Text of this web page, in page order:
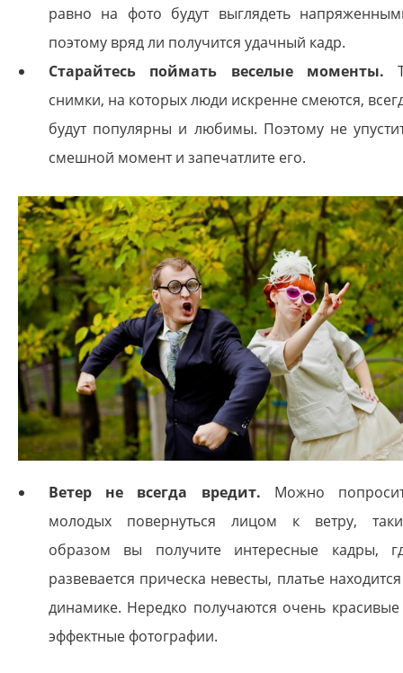
равно на фото будут выглядеть
поэтому вряд ли получится удачный кадр.
Старайтесь поймать веселые моменты.
снимки, на которых люди искренне смеются,
будут популярны и любимы. Поэтому не
смешной момент и запечатлите его.
Ветер не всегда вредит. Можно
молодых повернуться лицом к ветру,
образом вы получите интересные кадры,
развевается прическа невесты, платье
динамике. Нередко получаются очень
эффектные фотографии.